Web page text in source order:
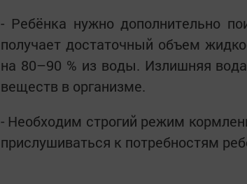
- Ребёнка нужно дополнительно
получает достаточный объем
на 80–90 % из воды. Излишняя
веществ в организме.
- Необходим строгий режим
прислушиваться к потребностям